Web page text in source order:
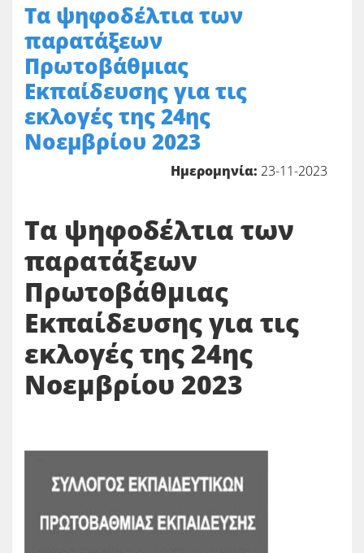
Τα ψηφοδέλτια των
παρατάξεων
Πρωτοβάθμιας
Εκπαίδευσης για τις
εκλογές της 24ης
Νοεμβρίου 2023
Ημερομηνία: 23-11-2023
Τα ψηφοδέλτια των
παρατάξεων
Πρωτοβάθμιας
Εκπαίδευσης για τις
εκλογές της 24ης
Νοεμβρίου 2023